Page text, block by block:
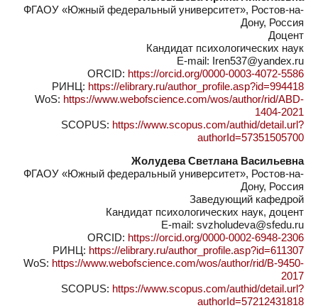
ФГАОУ «Южный федеральный университет», Ростов-на-
Дону, Россия
Доцент
Кандидат психологических наук
E-mail: Iren537@yandex.ru
ORCID: https://orcid.org/0000-0003-4072-5586
РИНЦ: https://elibrary.ru/author_profile.asp?id=994418
WoS: https://www.webofscience.com/wos/author/rid/ABD-
1404-2021
SCOPUS: https://www.scopus.com/authid/detail.url?
authorId=57351505700
Жолудева Светлана Васильевна
ФГАОУ «Южный федеральный университет», Ростов-на-
Дону, Россия
Заведующий кафедрой
Кандидат психологических наук, доцент
E-mail: svzholudeva@sfedu.ru
ORCID: https://orcid.org/0000-0002-6948-2306
РИНЦ: https://elibrary.ru/author_profile.asp?id=611307
WoS: https://www.webofscience.com/wos/author/rid/B-9450-
2017
SCOPUS: https://www.scopus.com/authid/detail.url?
authorId=57212431818